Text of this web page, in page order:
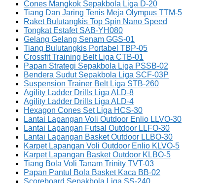
Cones Mangkok Sepakbola Liga D-20
Tiang Dan Jaring Tenis Meja Olympus TTM-5
Raket Bulutangkis Top Spin Nano Speed
Tongkat Estafet SAB-YH080
Gelang Gelang Senam GGS-01
Tiang Bulutangkis Portabel TBP-05
Crossfit Training Belt Liga CTB-01
Papan Strategi Sepakbola Liga PSSB-02
Bendera Sudut Sepakbola Liga SCF-03P
Suspension Trainer Belt Liga STB-260
Agility Ladder Drills Liga ALD-8
Agility Ladder Drills Liga ALD-4
Hexagon Cones Set Liga HCS-30
Lantai Lapangan Voli Outdoor Enlio LLVO-30
Lantai Lapangan Futsal Outdoor LLFO-30
Lantai Lapangan Basket Outdoor LLBO-30
Karpet Lapangan Voli Outdoor Enlio KLVO-5
Karpet Lapangan Basket Outdoor KLBO-5
Tiang Bola Voli Tanam Trinity TVT-03
Papan Pantul Bola Basket Kaca BB-02
Scoreboard Sepakbola Liga SS-240